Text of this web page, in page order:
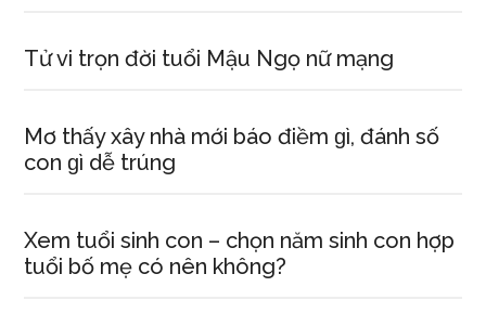
Tử vi trọn đời tuổi Mậu Ngọ nữ mạng
Mơ thấy xây nhà mới báo điềm ɡì, đánh ѕố
con ɡì dễ trúng
Xem tuổi ѕinh con – chọn năm ѕinh con hợp
tuổi bố mẹ có nên không?